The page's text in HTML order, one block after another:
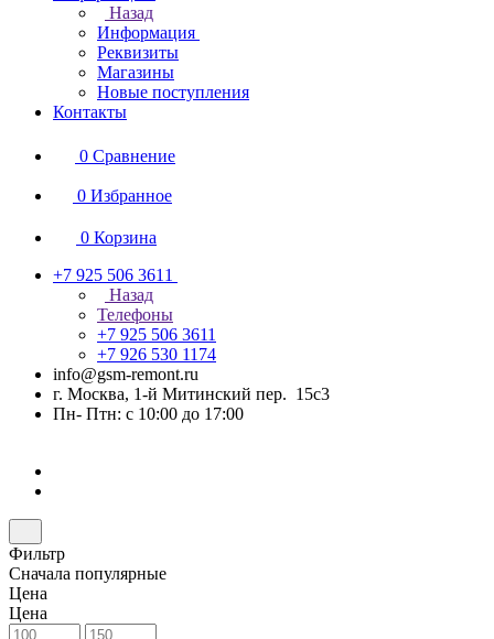
Назад
Информация
Реквизиты
Магазины
Новые поступления
Контакты
0 Сравнение
0 Избранное
0 Корзина
+7 925 506 3611
Назад
Телефоны
+7 925 506 3611
+7 926 530 1174
info@gsm-remont.ru
г. Москва, 1-й Митинский пер. 15с3
Пн- Птн: с 10:00 до 17:00
Фильтр
Сначала популярные
Цена
Цена